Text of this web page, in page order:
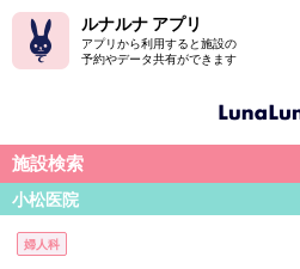
ルナルナ アプリ
アプリから利用すると施設の
予約やデータ共有ができます
施設検索
小松医院
婦人科